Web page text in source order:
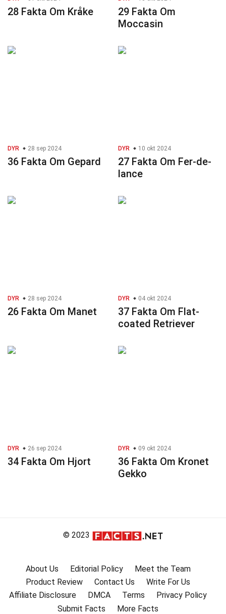
28 Fakta Om Kråke
29 Fakta Om
Moccasin
DYR 28 sep 2024
36 Fakta Om Gepard
DYR 10 okt 2024
27 Fakta Om Fer-de-
lance
DYR 28 sep 2024
26 Fakta Om Manet
DYR 04 okt 2024
37 Fakta Om Flat-
coated Retriever
DYR 26 sep 2024
34 Fakta Om Hjort
DYR 09 okt 2024
36 Fakta Om Kronet
Gekko
© 2023
About Us Editorial Policy
Meet the Team
Product Review
Contact Us
Write For Us
Affiliate Disclosure
DMCA Terms
Privacy Policy
Submit Facts
More Facts